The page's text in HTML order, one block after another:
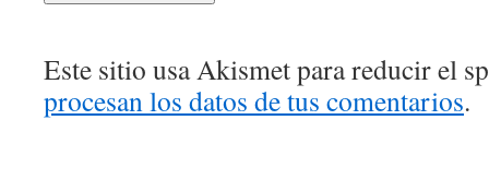
Este sitio usa Akismet para reducir el
procesan los datos de tus comentarios.